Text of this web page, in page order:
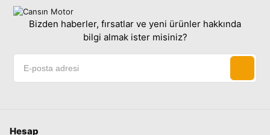
Bizden haberler, fırsatlar ve yeni ürünler hakkında
bilgi almak ister misiniz?
Hesap